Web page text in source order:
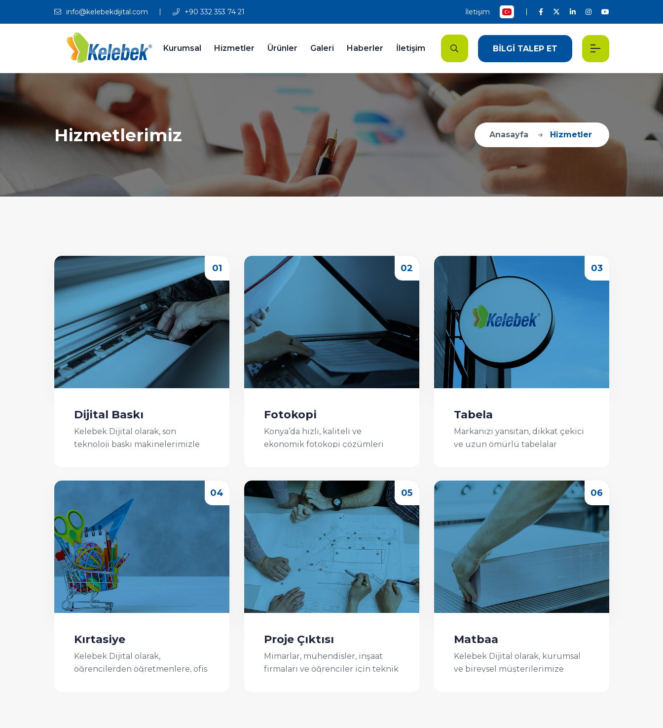
info@kelebekdijital.com +90 332 353 74 21 İletişim
Kurumsal Hizmetler Ürünler Galeri Haberler İletişim BİLGİ TALEP ET
Hizmetlerimiz Anasayfa Hizmetler
Dijital Baskı
Kelebek Dijital olarak, son
teknoloji baskı makinelerimizle
Fotokopi
Konya’da hızlı, kaliteli ve
ekonomik fotokopi çözümleri
Tabela
Markanızı yansıtan, dikkat çekici
ve uzun ömürlü tabelalar
Kırtasiye
Kelebek Dijital olarak,
öğrencilerden öğretmenlere, ofis
Proje Çıktısı
Mimarlar, mühendisler, inşaat
firmaları ve öğrenciler için teknik
Matbaa
Kelebek Dijital olarak, kurumsal
ve bireysel müşterilerimize